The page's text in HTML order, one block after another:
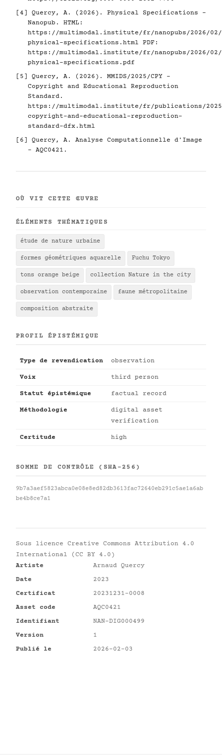
[4]
Quercy, A. (2026). Physical Specifications -
Nanopub. HTML:
https://multimodal.institute/fr/nanopubs/2026/02/
physical-specifications.html PDF:
https://multimodal.institute/fr/nanopubs/2026/02/
physical-specifications.pdf
[5]
Quercy, A. (2026). MMIDS/2025/CPY -
Copyright and Educational Reproduction
Standard.
https://multimodal.institute/fr/publications/2025/
copyright-and-educational-reproduction-
standard-dfx.html
[6]
Quercy, A. Analyse Computationnelle d'Image
- AQC0421.
OÙ VIT CETTE ŒUVRE
ÉLÉMENTS THÉMATIQUES
étude de nature urbaine
formes géométriques aquarelle Fuchu Tokyo
tons orange beige collection Nature in the city
observation contemporaine faune métropolitaine
composition abstraite
PROFIL ÉPISTÉMIQUE
Type de revendication observation
Voix third person
Statut épistémique factual record
Méthodologie
digital asset
verification
Certitude high
SOMME DE CONTRÔLE (SHA-256)
9b7a3aef5823abca0e08e8ed82db3613fac72640eb291c5ae1a6ab
be4b8ce7a1
Sous licence Creative Commons Attribution 4.0
International (CC BY 4.0)
Artiste
Arnaud Quercy
Date
2023
Certificat
20231231-0008
Asset code
AQC0421
Identifiant
NAN-DIG000499
Version
1
Publié le
2026-02-03